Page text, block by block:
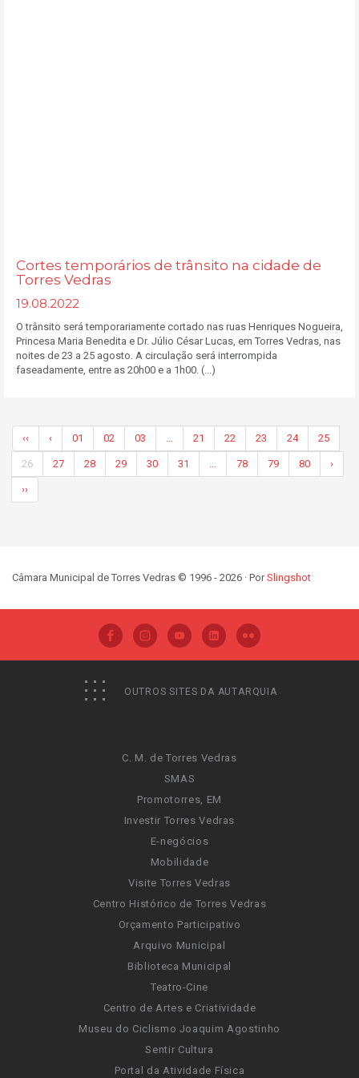
Cortes temporários de trânsito na cidade de
Torres Vedras
19.08.2022
O trânsito será temporariamente cortado nas ruas Henriques Nogueira,
Princesa Maria Benedita e Dr. Júlio César Lucas, em Torres Vedras, nas
noites de 23 a 25 agosto. A circulação será interrompida
faseadamente, entre as 20h00 e a 1h00. (...)
‹‹ ‹ 01 02 03 … 21 22 23 24 25
26 27 28 29 30 31 … 78 79 80 ›
››
Câmara Municipal de Torres Vedras © 1996 - 2026 · PorSlingshot
OUTROS SITES DA AUTARQUIA
C. M. de Torres Vedras
SMAS
Promotorres, EM
Investir Torres Vedras
E-negócios
Mobilidade
Visite Torres Vedras
Centro Histórico de Torres Vedras
Orçamento Participativo
Arquivo Municipal
Biblioteca Municipal
Teatro-Cine
Centro de Artes e Criatividade
Museu do Ciclismo Joaquim Agostinho
Sentir Cultura
Portal da Atividade Física